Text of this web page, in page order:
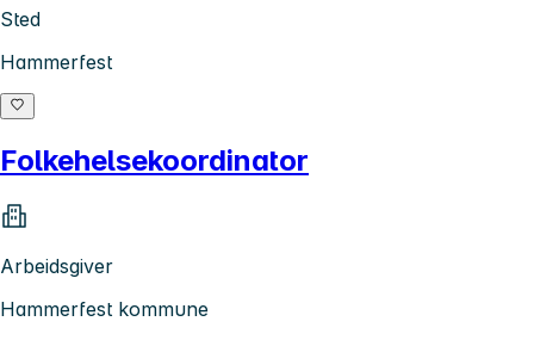
Sted
Hammerfest
Folkehelsekoordinator
Arbeidsgiver
Hammerfest kommune